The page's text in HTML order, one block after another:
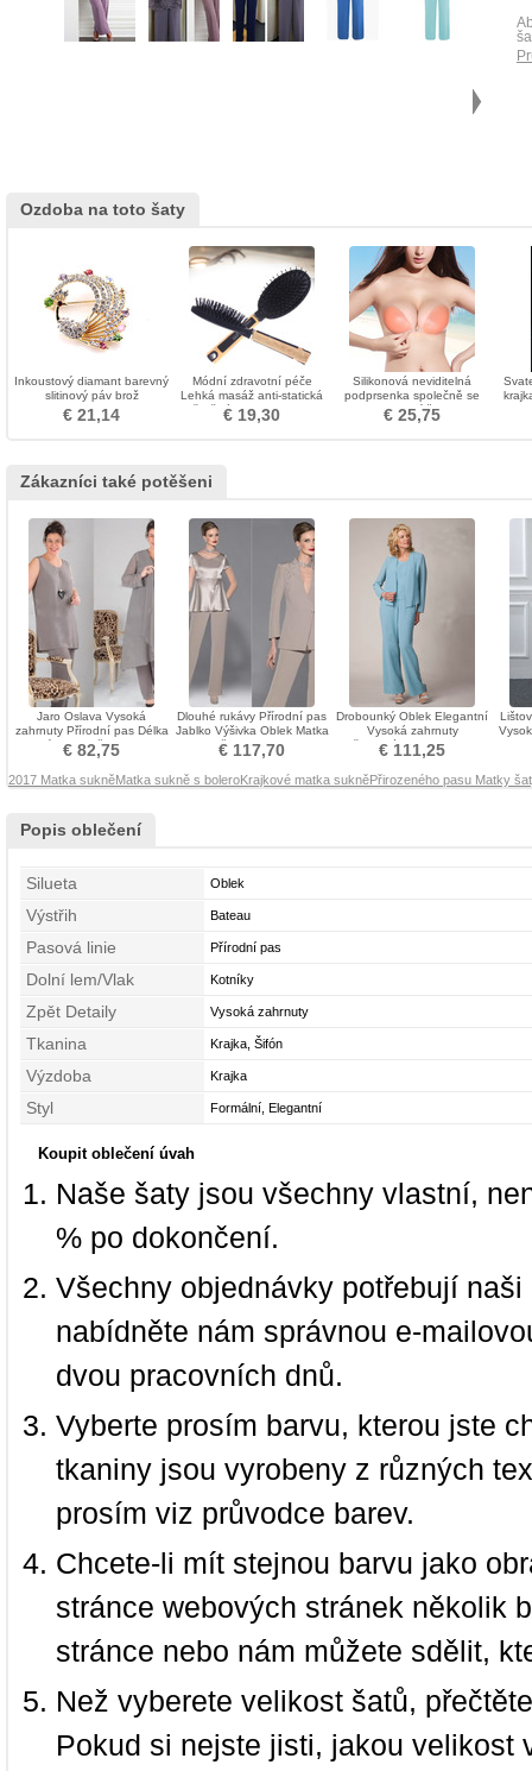
Ozdoba na toto šaty
Inkoustový diamant barevný
slitinový páv brož
€ 21,14
Módní zdravotní péče
Lehká masáž anti-statická
Dřevěná rukojeť ozdoba
€ 19,30
Silikonová neviditelná
podprsenka společně se
svatební šaty
€ 25,75
Zákazníci také potěšeni
Jaro Oslava Vysoká
zahrnuty Přírodní pas Délka
kotník Matka šaty obleky
€ 82,75
Dlouhé rukávy Přírodní pas
Jablko Výšivka Oblek Matka
šaty obleky
€ 117,70
Drobounký Oblek Elegantní
Vysoká zahrnuty
Přirozeného pasu Matka
šaty obleky
€ 111,25
2017 Matka sukněMatka sukně s boleroKrajkové matka sukněPřirozeného pasu Matky
Popis oblečení
Silueta Oblek
Výstřih Bateau
Pasová linie Přírodní pas
Dolní lem/Vlak Kotníky
Zpět Detaily Vysoká zahrnuty
Tkanina Krajka, Šifón
Výzdoba Krajka
Styl Formální, Elegantní
Koupit oblečení úvah
Naše šaty jsou všechny vlastní,
% po dokončení.
Všechny objednávky potřebují
nabídněte nám správnou e-
dvou pracovních dnů.
Vyberte prosím barvu, kterou jste
tkaniny jsou vyrobeny z různých
prosím viz průvodce barev.
Chcete-li mít stejnou barvu jako
stránce webových stránek několik
stránce nebo nám můžete sdělit,
Než vyberete velikost šatů,
Pokud si nejste jisti, jakou velikost